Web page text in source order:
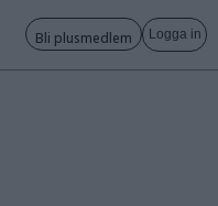
Bli plusmedlem Logga in